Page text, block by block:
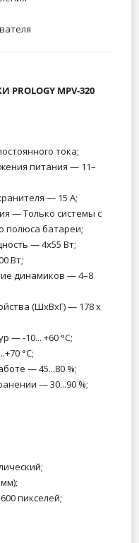
MPV-320
тока;
питания — 11–
— 15 А;
— Только системы с
полюса батареи;
— 4x55 Вт;
Вт;
динамиков — 4–8
(ШxВxГ) — 178 x
— -10... +60 °С;
°С;
— 45...80 %;
— 30...90 %;
пикселей;